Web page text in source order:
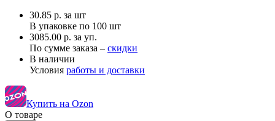
30.85 р. за шт
В упаковке по 100 шт
3085.00 р. за уп.
По сумме заказа – скидки
В наличии
Условия работы и доставки
Купить на Ozon
О товаре